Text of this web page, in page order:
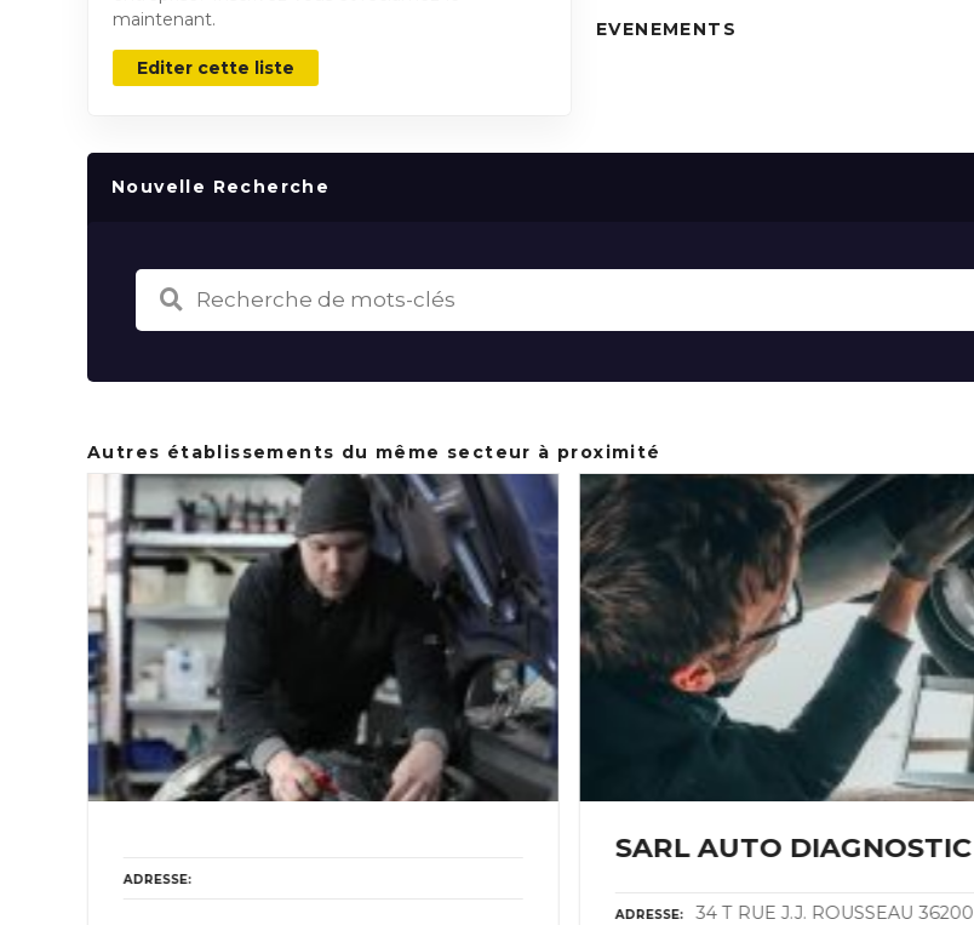
maintenant.
Editer cette liste
EVENEMENTS
Nouvelle Recherche
Autres établissements du même secteur à proximité
ADRESSE
SARL AUTO DIAGNOSTIC
ADRESSE
34 T RUE J.J. ROUSSEAU 36200